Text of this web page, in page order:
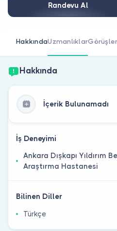
Doktor
Randevu Al
HakkındaUzmanlıklarGörüşler
Hakkında
İçerik Bulunamadı
İş Deneyimi
Ankara Dışkapı Yıldırım
Araştırma Hastanesi
Bilinen Diller
Türkçe